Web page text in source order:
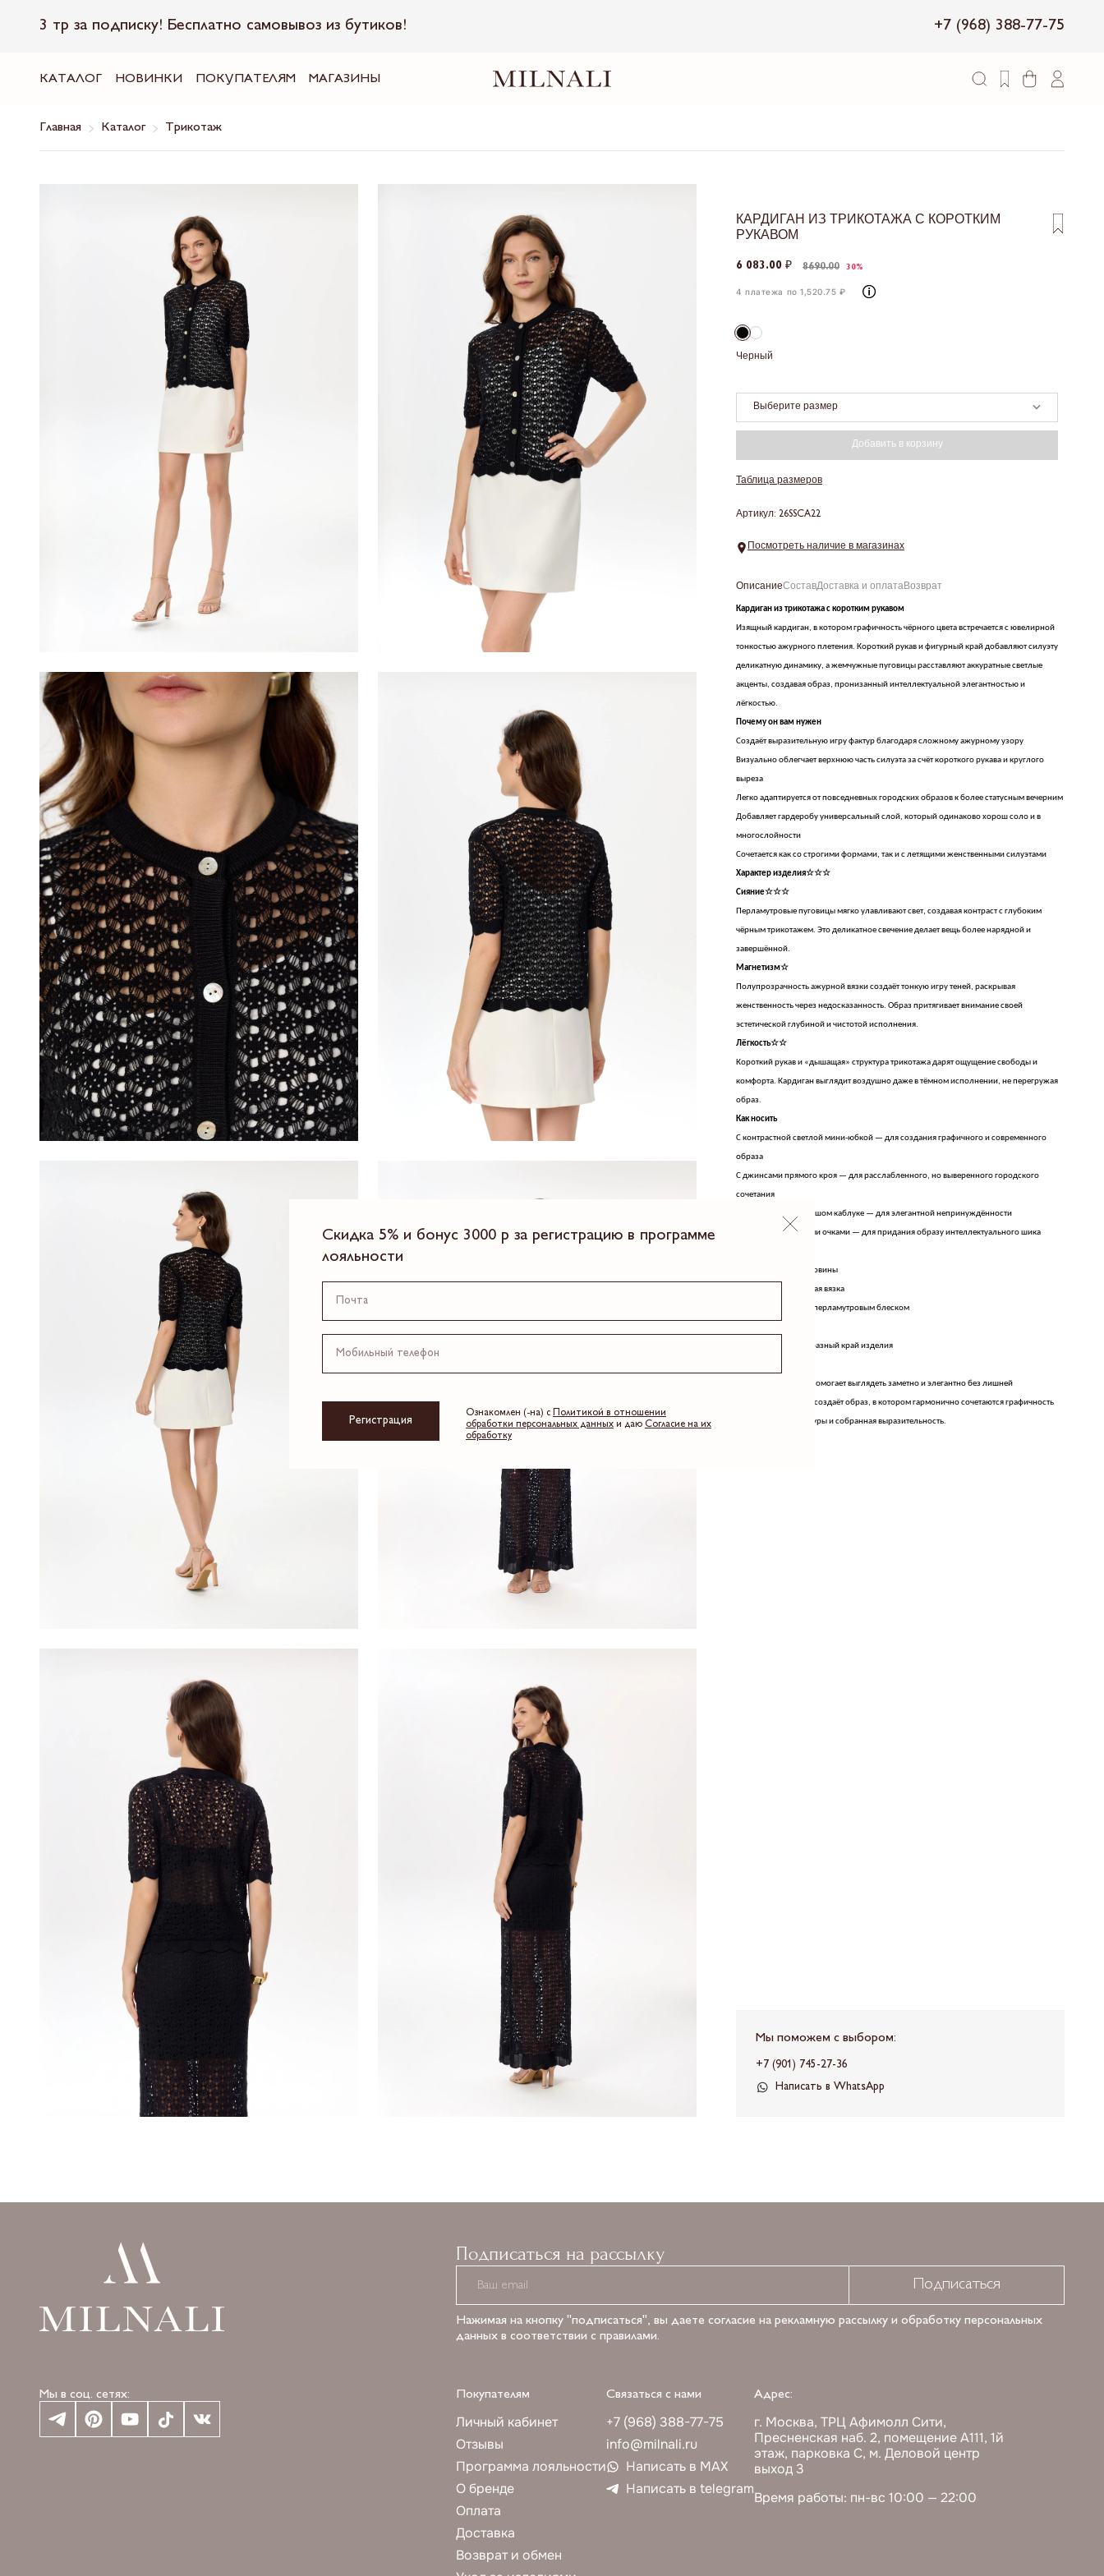
3 тр за подписку! Бесплатно самовывоз из бутиков! +7 (968) 388-77-75
КАТАЛОГ НОВИНКИ ПОКУПАТЕЛЯМ МАГАЗИНЫ
Скидка 5% и бонус 3000 р за регистрацию в программе
лояльности
Регистрация
Ознакомлен (-на) с
Политикой в отношении
обработки персональных данных и даю Согласие на их
обработку
Главная Каталог Трикотаж
КАРДИГАН ИЗ ТРИКОТАЖА С КОРОТКИМ
РУКАВОМ
6 083.00 ₽ 8690.00 30%
4 платежа по 1,520.75 ₽
Черный
Выберите размер
Добавить в корзину
Таблица размеров
Артикул: 26SSCA22
Посмотреть наличие в магазинах
ОписаниеСоставДоставка и оплатаВозврат
Кардиган из трикотажа с коротким рукавом
Изящный кардиган, в котором графичность чёрного цвета встречается с ювелирной
тонкостью ажурного плетения. Короткий рукав и фигурный край добавляют силуэту
деликатную динамику, а жемчужные пуговицы расставляют аккуратные светлые
акценты, создавая образ, пронизанный интеллектуальной элегантностью и
лёгкостью.
Почему он вам нужен
Создаёт выразительную игру фактур благодаря сложному ажурному узору
Визуально облегчает верхнюю часть силуэта за счёт короткого рукава и круглого
выреза
Легко адаптируется от повседневных городских образов к более статусным вечерним
Добавляет гардеробу универсальный слой, который одинаково хорош соло и в
многослойности
Сочетается как со строгими формами, так и с летящими женственными силуэтами
Характер изделия☆☆☆
Сияние☆☆☆
Перламутровые пуговицы мягко улавливают свет, создавая контраст с глубоким
чёрным трикотажем. Это деликатное свечение делает вещь более нарядной и
завершённой.
Магнетизм☆
Полупрозрачность ажурной вязки создаёт тонкую игру теней, раскрывая
женственность через недосказанность. Образ притягивает внимание своей
эстетической глубиной и чистотой исполнения.
Лёгкость☆☆
Короткий рукав и «дышащая» структура трикотажа дарят ощущение свободы и
комфорта. Кардиган выглядит воздушно даже в тёмном исполнении, не перегружая
образ.
Как носить
С контрастной светлой мини-юбкой — для создания графичного и современного
образа
С джинсами прямого кроя — для расслабленного, но выверенного городского
сочетания
С мюлями на небольшом каблуке — для элегантной непринуждённости
С минималистичными очками — для придания образу интеллектуального шика
Круглый вырез горловины
Филигранная ажурная вязка
Светлые пуговицы с перламутровым блеском
Фигурный волнообразный край изделия
Кардиган, который помогает выглядеть заметно и элегантно без лишней
декоративности. Он создаёт образ, в котором гармонично сочетаются графичность
цвета, лёгкость фактуры и собранная выразительность.
Мы поможем с выбором:
+7 (901) 745-27-36
Написать в WhatsApp
Подписаться на рассылку
Подписаться
Нажимая на кнопку "подписаться", вы даете согласие на рекламную рассылку и обработку персональных
данных в соответствии с правилами.
Мы в соц. сетях: Покупателям
Личный кабинет
Отзывы
Программа лояльности
О бренде
Оплата
Доставка
Возврат и обмен
Связаться с нами
+7 (968) 388-77-75
info@milnali.ru
Написать в MAX
Написать в telegram
Адрес:
г. Москва, ТРЦ Афимолл Сити,
Пресненская наб. 2, помещение А111, 1й
этаж, парковка С, м. Деловой центр
выход 3
Время работы: пн-вс 10:00 — 22:00